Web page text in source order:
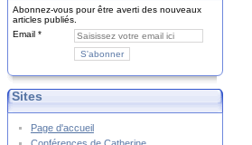
Abonnez-vous pour être averti des nouveaux
articles publiés.
Email
Sites
Page d'accueil